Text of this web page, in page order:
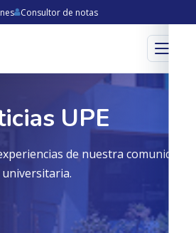
Consultor de notas
Menú
UPE
de nuestra comunidad
universitaria.